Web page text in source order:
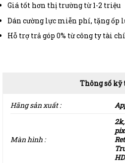
Giá tốt hơn thị trường từ 1-2 triệu
Dán cường lực miễn phí, tặng ốp
Hỗ trợ trả góp 0% từ công ty tài
Thông số kỹ
Hãng sản xuất :
Màn hình :